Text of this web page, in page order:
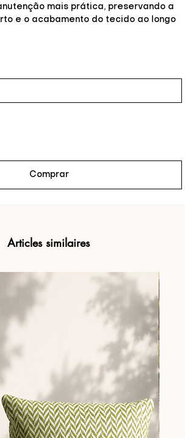
mais prática, preservando a
e o acabamento do tecido ao longo
Comprar
Articles similaires